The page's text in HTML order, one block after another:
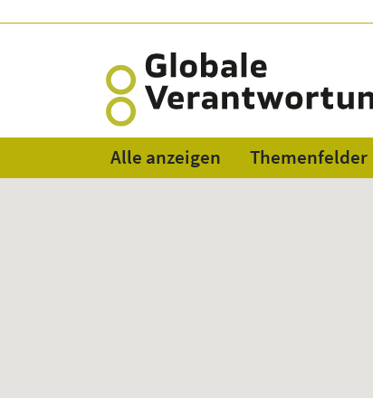
Alle anzeigen
Themenfelder